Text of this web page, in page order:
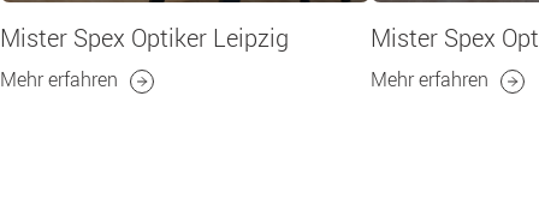
Mister Spex Optiker Leipzig
Mehr erfahren
Mister Spex
Mehr erfahren